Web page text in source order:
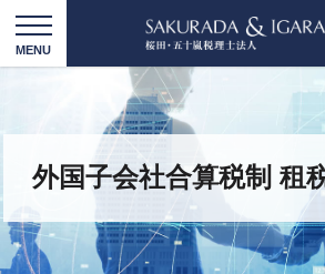
外国子会社合算税制 租